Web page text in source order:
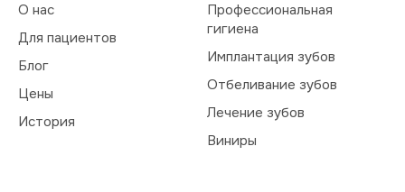
О нас
Для пациентов
Блог
Цены
История
Профессиональная
гигиена
Имплантация зубов
Отбеливание зубов
Лечение зубов
Виниры